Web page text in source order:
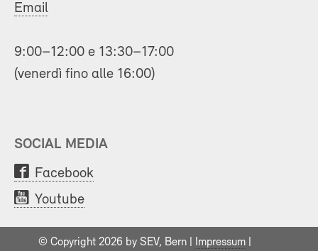
Email
9:00–12:00 e 13:30–17:00
(venerdì fino alle 16:00)
SOCIAL MEDIA
Facebook
Youtube
© Copyright 2026 by SEV, Bern | Impressum